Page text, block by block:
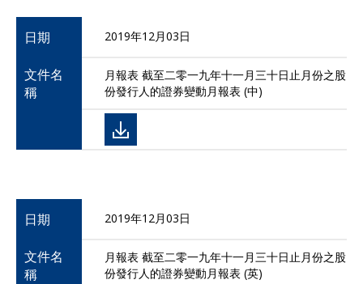
日期 2019年12月03日
文件名
稱
月報表 截至二零一九年十一月三十日止月份之股
份發行人的證券變動月報表 (中)
日期 2019年12月03日
文件名
稱
月報表 截至二零一九年十一月三十日止月份之股
份發行人的證券變動月報表 (英)